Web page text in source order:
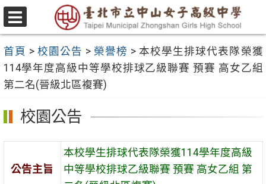
跳
至
要
內
容
區
選
單
首頁 > 校園公告 > 榮譽榜 > 本校學生排球代表隊榮獲
114學年度高級中等學校排球乙級聯賽 預賽 高女乙組
第二名(晉級北區複賽)
校園公告
公告主旨
本校學生排球代表隊榮獲114學年度高級
中等學校排球乙級聯賽 預賽 高女乙組 第